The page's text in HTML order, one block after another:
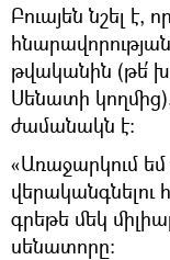
Բուայեն նշել է,
թվականին (թե՛
Սենատի
ժամանակն է։
«Առաջարկում եմ
գրեթե մեկ
սենատորը: